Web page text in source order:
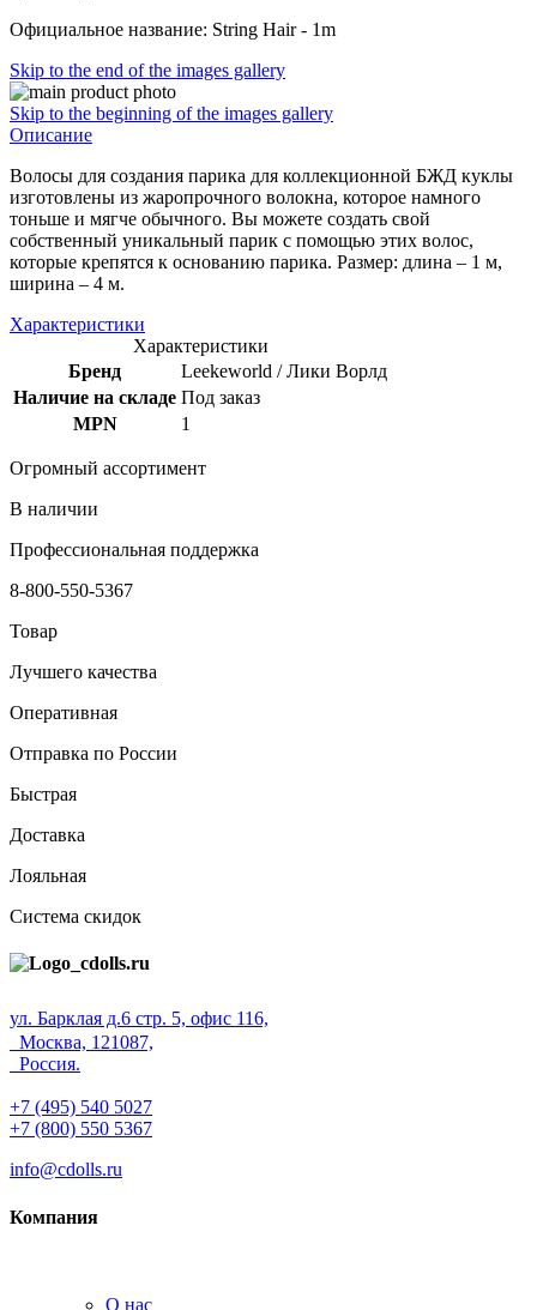
Официальное название: String Hair - 1m
Skip to the end of the images gallery
Skip to the beginning of the images gallery
Описание
Волосы для создания парика для коллекционной БЖД куклы
изготовлены из жаропрочного волокна, которое намного
тоньше и мягче обычного. Вы можете создать свой
собственный уникальный парик с помощью этих волос,
которые крепятся к основанию парика. Размер: длина – 1 м,
ширина – 4 м.
Характеристики
Характеристики
Бренд
Leekeworld / Лики Ворлд
Наличие на складе Под заказ
MPN
1
Огромный ассортимент
В наличии
Профессиональная поддержка
8-800-550-5367
Товар
Лучшего качества
Оперативная
Отправка по России
Быстрая
Доставка
Лояльная
Система скидок
ул. Барклая д.6 стр. 5, офис 116,
Москва, 121087,
Россия.
+7 (495) 540 5027
+7 (800) 550 5367
info@cdolls.ru
Компания
О нас